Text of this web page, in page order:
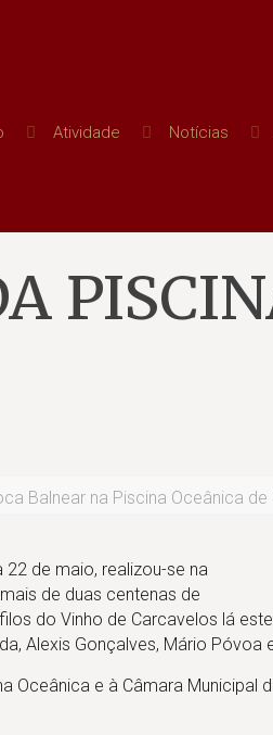
Atividade Notícias
Balnear na Piscina Oceânica de
de maio, realizou-se na
de duas centenas de
do Vinho de Carcavelos lá
Alexis Gonçalves, Mário Póvoa
Oceânica e à Câmara Municipal